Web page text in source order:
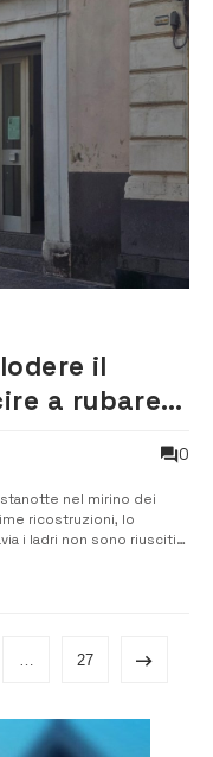
il
a rubare il
0
stanotte nel mirino dei
ricostruzioni, lo
i ladri non sono riusciti
boato fortissimo
… 27